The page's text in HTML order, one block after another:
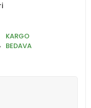
KARGO
BEDAVA